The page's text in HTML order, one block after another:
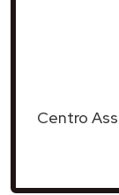
Centro